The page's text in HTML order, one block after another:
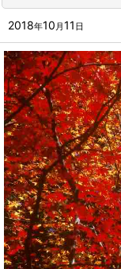
2018年10 月 11 日